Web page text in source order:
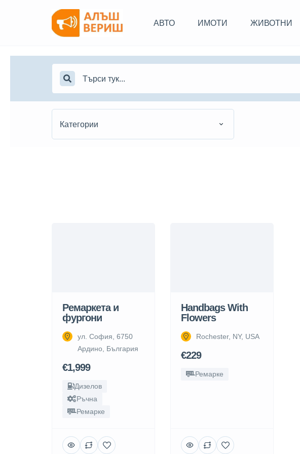
АВТО ИМОТИ ЖИВОТНИ
Категории
Ремаркета и
фургони
ул. София, 6750
Ардино, България
€1,999
Дизелов
Ръчна
Ремарке
Handbags With
Flowers
Rochester, NY, USA
€229
Ремарке